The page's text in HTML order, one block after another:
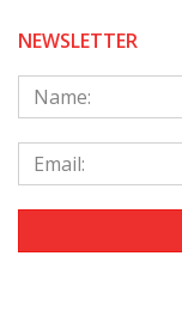
NEWSLETTER